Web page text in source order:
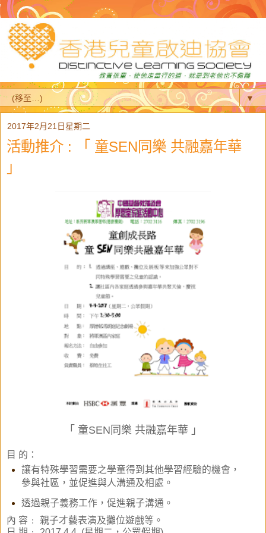
▼
2017年2月21日星期二
活動推介 : 「 童SEN同樂 共融嘉年華
」
「 童SEN同樂 共融嘉年華 」
目 的：
讓有特殊學習需要之學童得到其他學習經驗的機會，
參與社區，並促進與人溝通及相處。
透過親子義務工作，促進親子溝通。
內 容﹕ 親子才藝表演及攤位遊戲等。